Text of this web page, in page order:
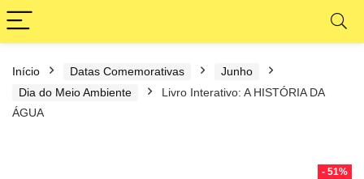
Início Datas Comemorativas
Junho
Dia do Meio Ambiente
Livro Interativo: A HISTÓRIA DA
ÁGUA
- 51%